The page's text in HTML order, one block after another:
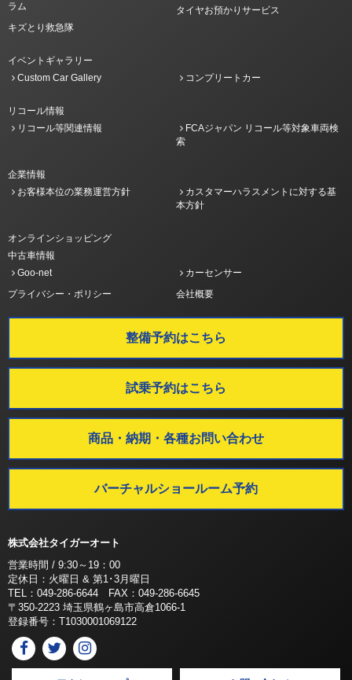
ラム
タイヤお預かりサービス
キズとり救急隊
イベントギャラリー
Custom Car Gallery
コンプリートカー
リコール情報
リコール等関連情報
FCAジャパン リコール等対象車両検
索
企業情報
お客様本位の業務運営方針
カスタマーハラスメントに対する基
本方針
オンラインショッピング
中古車情報
Goo-net
カーセンサー
プライバシー・ポリシー
会社概要
整備予約はこちら
試乗予約はこちら
商品・納期・各種お問い合わせ
バーチャルショールーム予約
株式会社タイガーオート
営業時間 / 9:30～19：00
定休日：火曜日 & 第1･3月曜日
TEL：049-286-6644 FAX：049-286-6645
〒350-2223 埼玉県鶴ヶ島市高倉1066-1
登録番号：T1030001069122